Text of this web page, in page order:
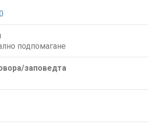
подпомагане
заповедта